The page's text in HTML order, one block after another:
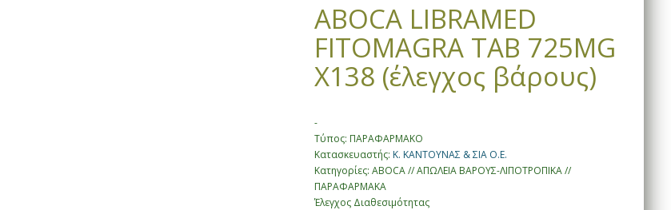
ABOCA LIBRAMED
FITOMAGRA TAB 725MG
X138 (έλεγχος βάρους)
-
Τύπος: ΠΑΡΑΦΑΡΜΑΚΟ
Κατασκευαστής: Κ. ΚΑΝΤΟΥΝΑΣ & ΣΙΑ Ο.Ε.
Κατηγορίες: ABOCA // ΑΠΩΛΕΙΑ ΒΑΡΟΥΣ-ΛΙΠΟΤΡΟΠΙΚΑ //
ΠΑΡΑΦΑΡΜΑΚΑ
Έλεγχος Διαθεσιμότητας